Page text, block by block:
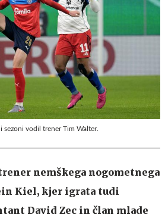
vodil trener Tim Walter.
nemškega nogometnega
Kiel, kjer igrata tudi
David Zec in član mlade